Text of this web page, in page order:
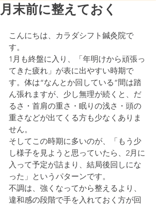
月末前に整えておく
こんにちは、カラダシフト鍼灸院で
す。
1月も終盤に入り、「年明けから頑張っ
てきた疲れ」が表に出やすい時期で
す。体は“なんとか回している”間は踏
ん張れますが、少し無理が続くと、だ
るさ・首肩の重さ・眠りの浅さ・頭の
重さなどが出てくる方も少なくありま
せん。
そしてこの時期に多いのが、「もう少
し様子を見ようと思っていたら、2月に
入って予定が詰まり、結局後回しにな
った」というパターンです。
不調は、強くなってから整えるより、
違和感の段階で手を入れておく方が回